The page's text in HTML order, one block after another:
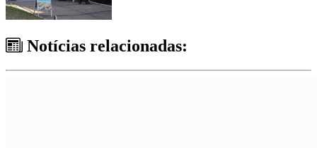
Notícias relacionadas: